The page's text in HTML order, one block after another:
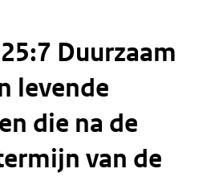
Duurzaam
levende
die na de
van de